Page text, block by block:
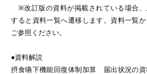
※改訂版の資料が掲載されている場合、
すると資料一覧へ遷移します。資料一覧
ご参照ください。
●資料解説
摂食嚥下機能回復体制加算 届出状況の